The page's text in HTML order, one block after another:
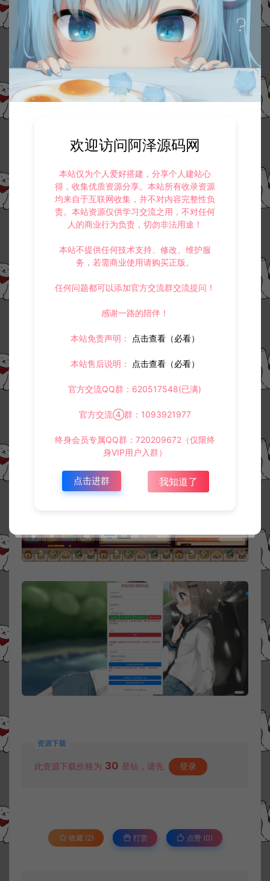
资源下载
此资源下载价格为 30 星钻，请先 登录
收藏 (2) 打赏 点赞 (0)
欢迎访问阿泽源码网
本站仅为个人爱好搭建，分享个人建站心
得，收集优质资源分享。本站所有收录资源
均来自于互联网收集，并不对内容完整性负
责。本站资源仅供学习交流之用，不对任何
人的商业行为负责，切勿非法用途！
本站不提供任何技术支持、修改、维护服
务，若需商业使用请购买正版。
任何问题都可以添加官方交流群交流提问！
感谢一路的陪伴！
本站免责声明： 点击查看（必看）
本站售后说明： 点击查看（必看）
官方交流QQ群：620517548(已满)
官方交流④群：1093921977
终身会员专属QQ群：720209672（仅限终
身VIP用户入群）
点击进群 我知道了